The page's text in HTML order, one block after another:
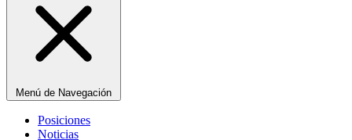
Menú de Navegación
Posiciones
Noticias